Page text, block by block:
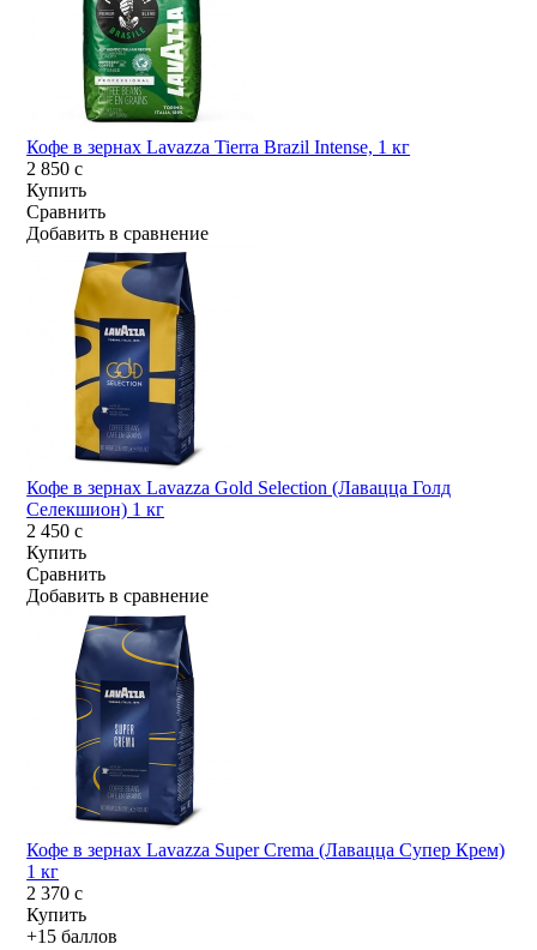
Кофе в зернах Lavazza Tierra Brazil Intense, 1 кг
2 850c
Купить
Сравнить
Добавить в сравнение
Кофе в зернах Lavazza Gold Selection (Лавацца Голд
Селекшион) 1 кг
2 450c
Купить
Сравнить
Добавить в сравнение
Кофе в зернах Lavazza Super Crema (Лавацца Супер Крем)
1 кг
2 370c
Купить
+15 баллов